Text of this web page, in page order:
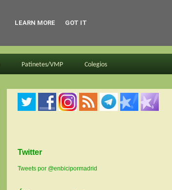
Patinetes/VMP Colegios
Twitter
Tweets por @enbicipormadrid
LEARN MORE GOT IT